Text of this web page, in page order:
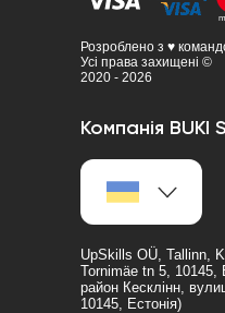
Розроблено з ♥
Усі права захищені ©
2020 - 2026
Компанія BUKI
UpSkills OÜ, Tallinn,
Tornimäe tn 5, 10145,
район Кесклінн,
10145, Естонія)